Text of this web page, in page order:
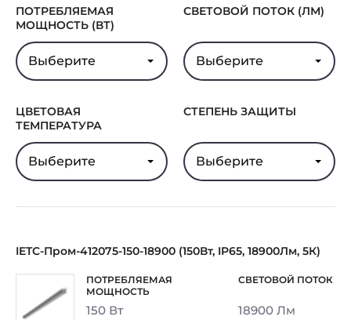
ПОТРЕБЛЯЕМАЯ
МОЩНОСТЬ (ВТ)
Выберите
СВЕТОВОЙ ПОТОК (ЛМ)
Выберите
ЦВЕТОВАЯ
ТЕМПЕРАТУРА
Выберите
СТЕПЕНЬ ЗАЩИТЫ
Выберите
IETC-Пром-412075-150-18900 (150Вт, IP65, 18900Лм, 5К)
150 Вт 18900 Лм